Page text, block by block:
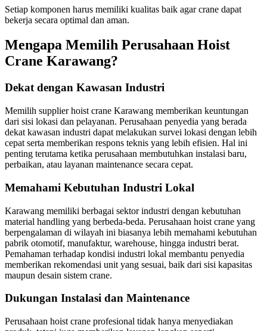
Setiap komponen harus memiliki kualitas baik agar crane dapat
bekerja secara optimal dan aman.
Mengapa Memilih Perusahaan Hoist
Crane Karawang?
Dekat dengan Kawasan Industri
Memilih supplier hoist crane Karawang memberikan keuntungan
dari sisi lokasi dan pelayanan. Perusahaan penyedia yang berada
dekat kawasan industri dapat melakukan survei lokasi dengan lebih
cepat serta memberikan respons teknis yang lebih efisien. Hal ini
penting terutama ketika perusahaan membutuhkan instalasi baru,
perbaikan, atau layanan maintenance secara cepat.
Memahami Kebutuhan Industri Lokal
Karawang memiliki berbagai sektor industri dengan kebutuhan
material handling yang berbeda-beda. Perusahaan hoist crane yang
berpengalaman di wilayah ini biasanya lebih memahami kebutuhan
pabrik otomotif, manufaktur, warehouse, hingga industri berat.
Pemahaman terhadap kondisi industri lokal membantu penyedia
memberikan rekomendasi unit yang sesuai, baik dari sisi kapasitas
maupun desain sistem crane.
Dukungan Instalasi dan Maintenance
Perusahaan hoist crane profesional tidak hanya menyediakan